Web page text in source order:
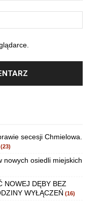
secesji Chmielowa.
(23)
nowych osiedli miejskich
NOWEJ DĘBY BEZ
WYŁĄCZEŃ (16)